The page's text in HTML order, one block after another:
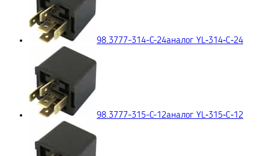
98.3777-314-C-24аналог YL‑314‑C‑24
98.3777-315-C-12аналог YL‑315‑C‑12